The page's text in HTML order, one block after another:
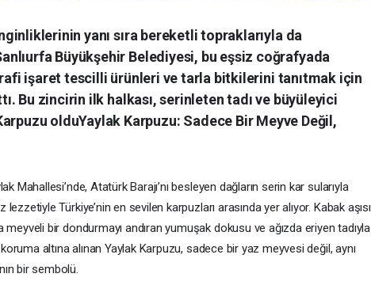
yanı sıra bereketli topraklarıyla da
Büyükşehir Belediyesi, bu eşsiz coğrafyada
işaret tescilli ürünleri ve tarla bitkilerini tanıtmak için
Bu zincirin ilk halkası, serinleten tadı ve büyüleyici
olduYaylak Karpuzu: Sadece Bir Meyve Değil,
Mahallesi’nde, Atatürk Barajı’nı besleyen dağların serin kar sularıyla
Türkiye’nin en sevilen karpuzları arasında yer alıyor. Kabak aşısı
bir dondurmayı andıran yumuşak dokusu ve ağızda eriyen tadıyla
altına alınan Yaylak Karpuzu, sadece bir yaz meyvesi değil, aynı
bir sembolü.